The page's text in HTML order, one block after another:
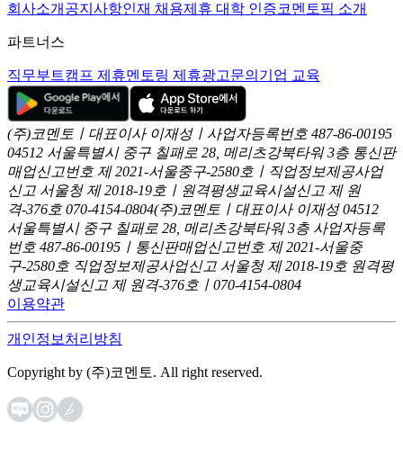
회사소개 공지사항인재 채용제휴 대학 인증코멘토픽 소개
파트너스
직무부트캠프 제휴멘토링 제휴광고문의 기업 교육
(주)코멘토ㅣ대표이사 이재성ㅣ사업자등록번호 487-86-00195
04512 서울특별시 중구 칠패로 28, 메리츠강북타워 3층 통신판
매업신고번호 제 2021-서울중구-2580호ㅣ직업정보제공사업
신고 서울청 제 2018-19호ㅣ원격평생교육시설신고 제 원
격-376호 070-4154-0804(주)코멘토ㅣ대표이사 이재성 04512
서울특별시 중구 칠패로 28, 메리츠강북타워 3층 사업자등록
번호 487-86-00195ㅣ통신판매업신고번호 제 2021-서울중
구-2580호 직업정보제공사업신고 서울청 제 2018-19호 원격평
생교육시설신고 제 원격-376호ㅣ070-4154-0804
이용약관
개인정보처리방침
Copyright by (주)코멘토. All right reserved.